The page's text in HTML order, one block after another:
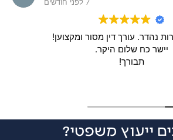
נהדר. עורך דין מסור ומקצוען!
יישר כח שלום היקר.
תבורך!
ייעוץ משפטי?